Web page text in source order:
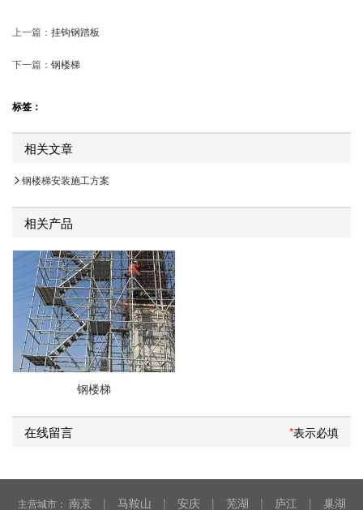
上一篇： 挂钩钢踏板
下一篇： 钢楼梯
标签：
相关文章
钢楼梯安装施工方案
相关产品
钢楼梯
在线留言 *表示必填
主营城市： 南京 | 马鞍山 | 安庆 | 芜湖 | 庐江 | 巢湖